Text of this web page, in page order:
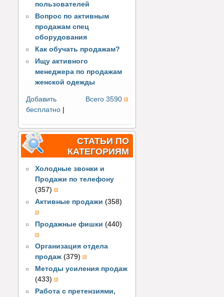
пользователей
Вопрос по активным
продажам спец
оборудования
Как обучать продажам?
Ищу активного
менеджера по продажам
женской одежды
Всего 3590
Добавить
бесплатно |
СТАТЬИ ПО
КАТЕГОРИЯМ
Холодные звонки и
Продажи по телефону
(357)
Активные продажи (358)
Продажные фишки (440)
Организация отдела
продаж (379)
Методы усиления продаж
(433)
Работа с претензиями,